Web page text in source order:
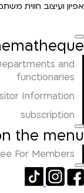
אפיון ועיצוב חווית
and
functionaries
Information
subscription
the menu
For Members